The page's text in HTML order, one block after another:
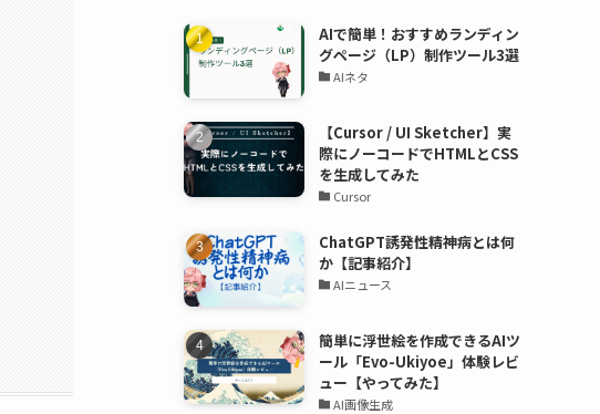
AIで簡単！おすすめランディン
グページ（LP）制作ツール3選
AIネタ
【Cursor / UI Sketcher】実
際にノーコードでHTMLとCSS
を生成してみた
Cursor
ChatGPT誘発性精神病とは何
か【記事紹介】
AIニュース
簡単に浮世絵を作成できるAIツ
ール「Evo-Ukiyoe」体験レビ
ュー【やってみた】
AI画像生成